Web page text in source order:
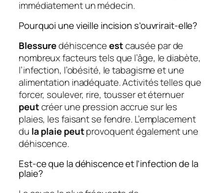
immédiatement un médecin.
Pourquoi une vieille incision s’ouvrirait-elle?
Blessuredéhiscenceestcausée par de
nombreux facteurs tels que l’âge, le diabète,
l’infection, l’obésité, le tabagisme et une
alimentation inadéquate. Activités telles que
forcer, soulever, rire, tousser et éternuer
peutcréer une pression accrue sur les
plaies, les faisant se fendre. L’emplacement
du la plaie peutprovoquent également une
déhiscence.
Est-ce que la déhiscence et l’infection de la
plaie?